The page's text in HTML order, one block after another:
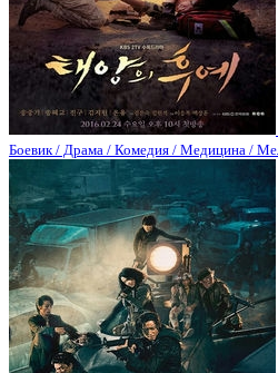
Боевик / Драма / Комедия / Медицина /